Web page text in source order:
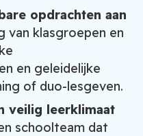
opdrachten aan
van klasgroepen en
en geleidelijke
of duo-lesgeven.
veilig leerklimaat
schoolteam dat